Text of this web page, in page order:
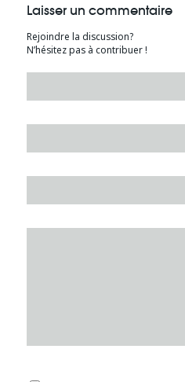
Laisser un commentaire
Rejoindre la discussion?
N’hésitez pas à contribuer !